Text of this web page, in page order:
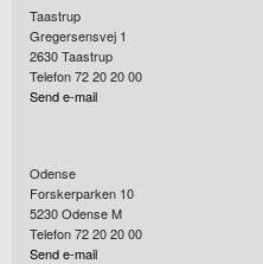
Taastrup
Gregersensvej 1
2630Taastrup
Telefon 72 20 20 00
Send e-mail
Odense
Forskerparken 10
5230Odense M
Telefon 72 20 20 00
Send e-mail